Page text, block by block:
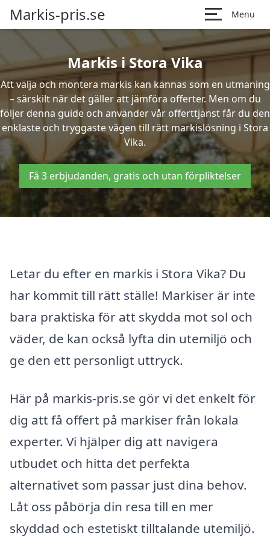
Markis-pris.se Menu
Markis i Stora Vika
Att välja och montera markis kan kännas som en utmaning
– särskilt när det gäller att jämföra offerter. Men om du
följer denna guide och använder vår offerttjänst får du den
enklaste och tryggaste vägen till rätt markislösning i Stora
Vika.
Få 3 erbjudanden, gratis och utan förpliktelser
Letar du efter en markis i Stora Vika? Du
har kommit till rätt ställe! Markiser är inte
bara praktiska för att skydda mot sol och
väder, de kan också lyfta din utemiljö och
ge den ett personligt uttryck.
Här på markis-pris.se gör vi det enkelt för
dig att få offert på markiser från lokala
experter. Vi hjälper dig att navigera
utbudet och hitta det perfekta
alternativet som passar just dina behov.
Låt oss påbörja din resa till en mer
skyddad och estetiskt tilltalande utemiljö.